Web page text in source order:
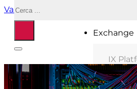
Vai al contenuto principale
Exchange
IX
MIX